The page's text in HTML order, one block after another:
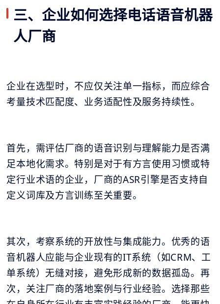
三、企业如何选择电话语音机器
人厂商
企业在选型时，不应仅关注单一指标，而应综合
考量技术匹配度、业务适配性及服务持续性。
首先，需评估厂商的语音识别与理解能力是否满
足本地化需求。特别是对于有方言使用习惯或特
定行业术语的企业，厂商的ASR引擎是否支持自
定义词库及方言训练至关重要。
其次，考察系统的开放性与集成能力。优秀的语
音机器人应能与企业现有的IT系统（如CRM、工
单系统）无缝对接，避免形成新的数据孤岛。再
次，关注厂商的落地案例与行业经验。选择那些